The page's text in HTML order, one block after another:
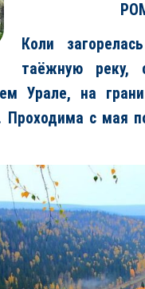
Коли
таёжную реку,
Урале, на
Проходима с мая